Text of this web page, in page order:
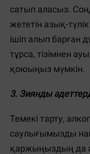
сатып аласыз.
жететін азық-
ішіп алып барған
тұрса, тізімнен
қоюыңыз мүмкін.
3. Зиянды
Темекі тарту,
саулығымызды
қаржыңыздың да